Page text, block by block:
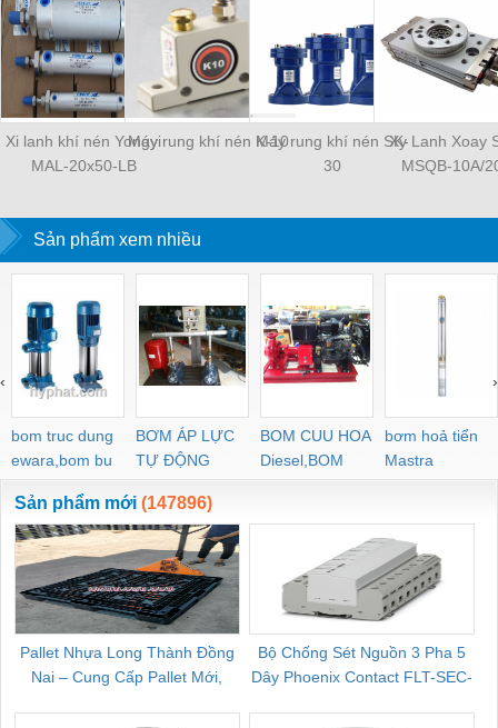
Xi lanh khí nén Yongyi
MAL-20x50-LB
Máy rung khí nén K-10Máy rung khí nén SK-
30
Xy Lanh Xoay
MSQB-10A/
Sản phẩm xem nhiều
bom truc dung
ewara,bom bu
ewara
BƠM ÁP LỰC
TỰ ĐỘNG
BOM CUU HOA
Diesel,BOM
CHUA CHAY
bơm hoả tiển
Mastra
‹ ›
Sản phẩm mới (147896)
Pallet Nhựa Long Thành Đồng
Nai – Cung Cấp Pallet Mới,
Bộ Chống Sét Nguồn 3 Pha 5
Dây Phoenix Contact FLT-SEC-